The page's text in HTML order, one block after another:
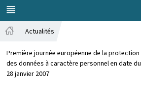
MENU
PRINCIPAL
Actualités
Première journée européenne de la protection
des données à caractère personnel en date du
28 janvier 2007